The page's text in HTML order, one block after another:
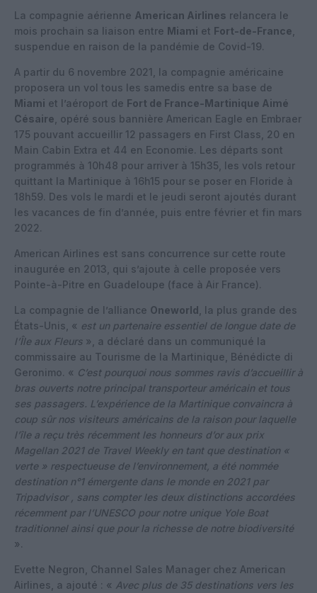
La compagnie aérienne American Airlines relancera le
mois prochain sa liaison entre Miami et Fort-de-France
suspendue en raison de la pandémie de Covid-19.
A partir du 6 novembre 2021, la compagnie américaine
proposera un vol tous les samedis entre sa base de
Miami et l’aéroport de Fort de France-Martinique Aimé
Césaire , opéré sous bannière American Eagle en Embraer
175 pouvant accueillir 12 passagers en First Class, 20 en
Main Cabin Extra et 44 en Economie. Les départs sont
programmés à 10h48 pour arriver à 15h35, les vols retour
quittant la Martinique à 16h15 pour se poser en Floride à
18h59. Des vols le mardi et le jeudi seront ajoutés durant
les vacances de fin d’année, puis entre février et fin mars
2022.
American Airlines est sans concurrence sur cette route
inaugurée en 2013, qui s’ajoute à celle proposée vers
Pointe-à-Pitre en Guadeloupe (face à Air France).
La compagnie de l’alliance Oneworld , la plus grande des
États-Unis, « est un partenaire essentiel de longue date de
l’Île aux Fleurs », a déclaré dans un communiqué la
commissaire au Tourisme de la Martinique, Bénédicte di
Geronimo. « C’est pourquoi nous sommes ravis d’accueillir à
bras ouverts notre principal transporteur américain et tous
ses passagers. L’expérience de la Martinique convaincra à
coup sûr nos visiteurs américains de la raison pour laquelle
l’île a reçu très récemment les honneurs d’or aux prix
Magellan 2021 de Travel Weekly en tant que destination «
verte » respectueuse de l’environnement, a été nommée
destination n°1 émergente dans le monde en 2021 par
Tripadvisor , sans compter les deux distinctions accordées
récemment par l’UNESCO pour notre unique Yole Boat
traditionnel ainsi que pour la richesse de notre biodiversité
».
Evette Negron, Channel Sales Manager chez American
Airlines, a ajouté : « Avec plus de 35 destinations vers les